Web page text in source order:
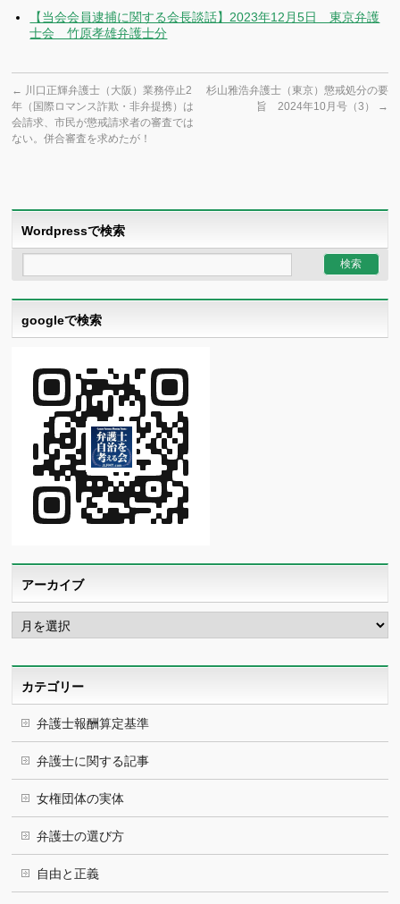
【当会会員逮捕に関する会長談話】2023年12月5日 東京弁護
士会 竹原孝雄弁護士分
←
川口正輝弁護士（大阪）業務停止2
年（国際ロマンス詐欺・非弁提携）は
会請求、市民が懲戒請求者の審査では
ない。併合審査を求めたが！
杉山雅浩弁護士（東京）懲戒処分の要
旨 2024年10月号（3）
→
Wordpressで検索
googleで検索
アーカイブ
ア
ー
カ
カテゴリー
弁護士報酬算定基準
弁護士に関する記事
女権団体の実体
弁護士の選び方
自由と正義